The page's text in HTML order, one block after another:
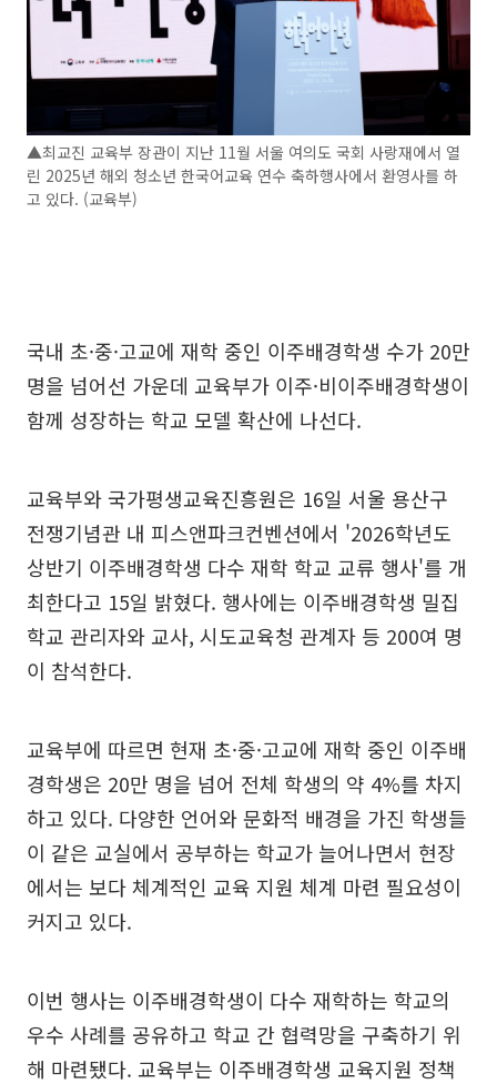
▲최교진 교육부 장관이 지난 11월 서울 여의도 국회 사랑재에서 열
린 2025년 해외 청소년 한국어교육 연수 축하행사에서 환영사를 하
고 있다. (교육부)
국내 초·중·고교에 재학 중인 이주배경학생 수가 20만
명을 넘어선 가운데 교육부가 이주·비이주배경학생이
함께 성장하는 학교 모델 확산에 나선다.
교육부와 국가평생교육진흥원은 16일 서울 용산구
전쟁기념관 내 피스앤파크컨벤션에서 '2026학년도
상반기 이주배경학생 다수 재학 학교 교류 행사'를 개
최한다고 15일 밝혔다. 행사에는 이주배경학생 밀집
학교 관리자와 교사, 시도교육청 관계자 등 200여 명
이 참석한다.
교육부에 따르면 현재 초·중·고교에 재학 중인 이주배
경학생은 20만 명을 넘어 전체 학생의 약 4%를 차지
하고 있다. 다양한 언어와 문화적 배경을 가진 학생들
이 같은 교실에서 공부하는 학교가 늘어나면서 현장
에서는 보다 체계적인 교육 지원 체계 마련 필요성이
커지고 있다.
이번 행사는 이주배경학생이 다수 재학하는 학교의
우수 사례를 공유하고 학교 간 협력망을 구축하기 위
해 마련됐다. 교육부는 이주배경학생 교육지원 정책